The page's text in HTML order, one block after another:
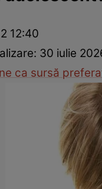
Medicii
12:40
30 iulie
ca sursă